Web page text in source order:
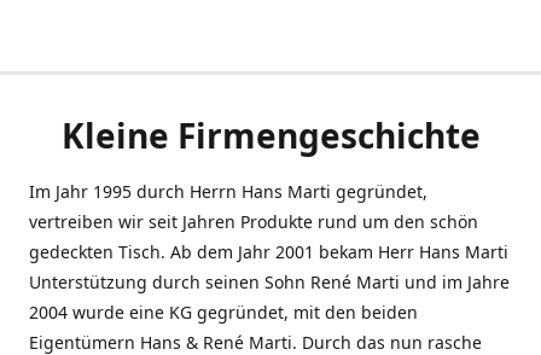
Kleine Firmengeschichte
Im Jahr 1995 durch Herrn Hans Marti gegründet,
vertreiben wir seit Jahren Produkte rund um den schön
gedeckten Tisch. Ab dem Jahr 2001 bekam Herr Hans Marti
Unterstützung durch seinen Sohn René Marti und im Jahre
2004 wurde eine KG gegründet, mit den beiden
Eigentümern Hans & René Marti. Durch das nun rasche